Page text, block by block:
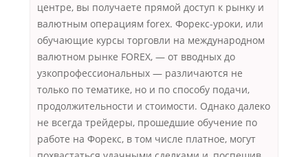
центре, вы получаете прямой доступ к рынку и
валютным операциям forex. Форекс-уроки, или
обучающие курсы торговли на международном
валютном рынке FOREX, — от вводных до
узкопрофессиональных — различаются не
только по тематике, но и по способу подачи,
продолжительности и стоимости. Однако далеко
не всегда трейдеры, прошедшие обучение по
работе на Форекс, в том числе платное, могут